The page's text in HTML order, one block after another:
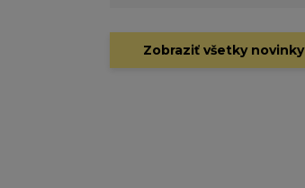
Zobraziť všetky novinky